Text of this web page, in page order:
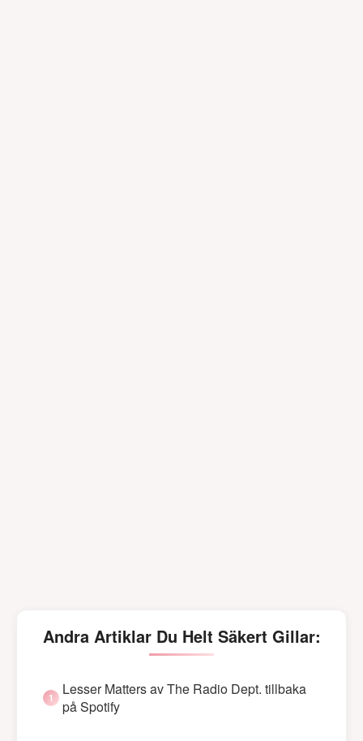
Andra Artiklar Du Helt Säkert Gillar:
Lesser Matters av The Radio Dept. tillbaka
på Spotify